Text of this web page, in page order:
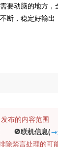
要动脑的地方
断，稳定好输
布的内容范围
🚫联机信息(→
除禁言处理的可